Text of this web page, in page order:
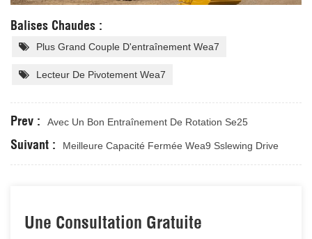
Balises Chaudes :
Plus Grand Couple D'entraînement Wea7
Lecteur De Pivotement Wea7
Prev : Avec Un Bon Entraînement De Rotation Se25
Suivant : Meilleure Capacité Fermée Wea9 Sslewing Drive
Une Consultation Gratuite